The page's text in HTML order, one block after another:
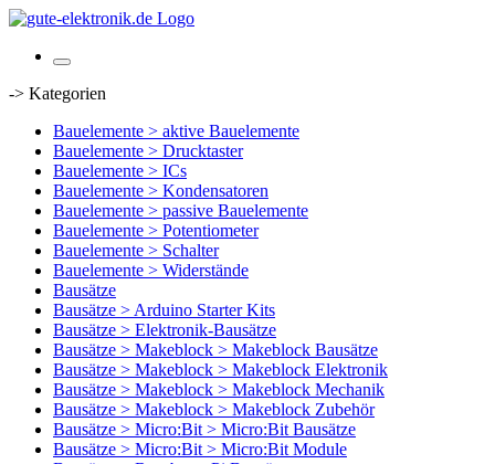
-> Kategorien
Bauelemente > aktive Bauelemente
Bauelemente > Drucktaster
Bauelemente > ICs
Bauelemente > Kondensatoren
Bauelemente > passive Bauelemente
Bauelemente > Potentiometer
Bauelemente > Schalter
Bauelemente > Widerstände
Bausätze
Bausätze > Arduino Starter Kits
Bausätze > Elektronik-Bausätze
Bausätze > Makeblock > Makeblock Bausätze
Bausätze > Makeblock > Makeblock Elektronik
Bausätze > Makeblock > Makeblock Mechanik
Bausätze > Makeblock > Makeblock Zubehör
Bausätze > Micro:Bit > Micro:Bit Bausätze
Bausätze > Micro:Bit > Micro:Bit Module